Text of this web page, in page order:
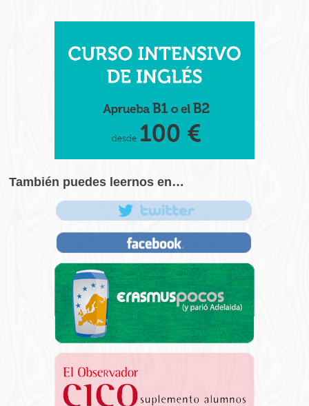
También puedes leernos en…